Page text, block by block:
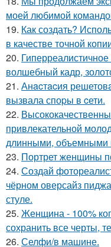
моей любимой
19. Как создать?
в качестве точной
20.
волшебный кадр,
21. Анacтacия
вызвала споpы в cети.
22.
привлекательной
длинными, объемными
23. Портрет женщины
24. Создай
чёрном оверсайз
стуле.
25. Женщина - 100%
сохранить все черты,
26. Селфи/в машине.